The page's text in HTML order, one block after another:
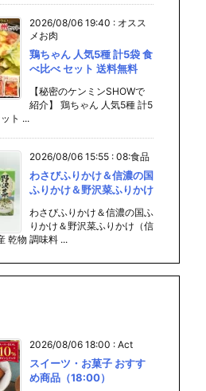
2026/08/06 19:40 : オスス
メお肉
鶏ちゃん 人気5種 計5袋 食
べ比べ セット 送料無料
【秘密のケンミンSHOWで
紹介】 鶏ちゃん 人気5種 計5
ト ...
2026/08/06 15:55 : 08:食品
わさびふりかけ＆信濃の国
ふりかけ＆野沢菜ふりかけ
わさびふりかけ＆信濃の国ふ
りかけ＆野沢菜ふりかけ（信
乾物 調味料 ...
2026/08/06 18:00 : Act
スイーツ・お菓子 おすす
め商品（18:00）